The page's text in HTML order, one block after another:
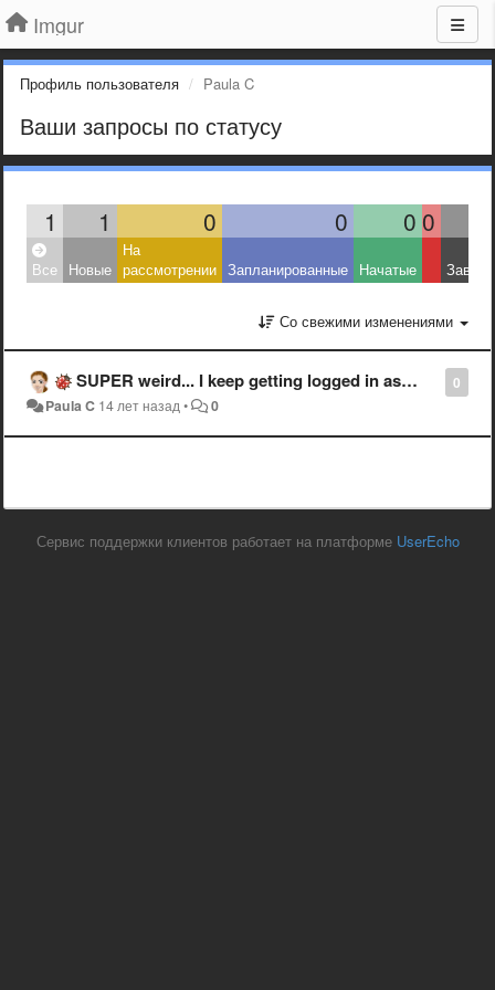
Imgur
Профиль пользователя Paula C
Ваши запросы по статусу
1 1 0 0 0 0
Все Новые
На
рассмотрении Запланированные Начатые
Со свежими изменениями
0
SUPER weird... I keep getting logged in as username: Vexal? What the heck.
Paula C 14 лет назад• 0
Сервис поддержки клиентов работает на платформе UserEcho